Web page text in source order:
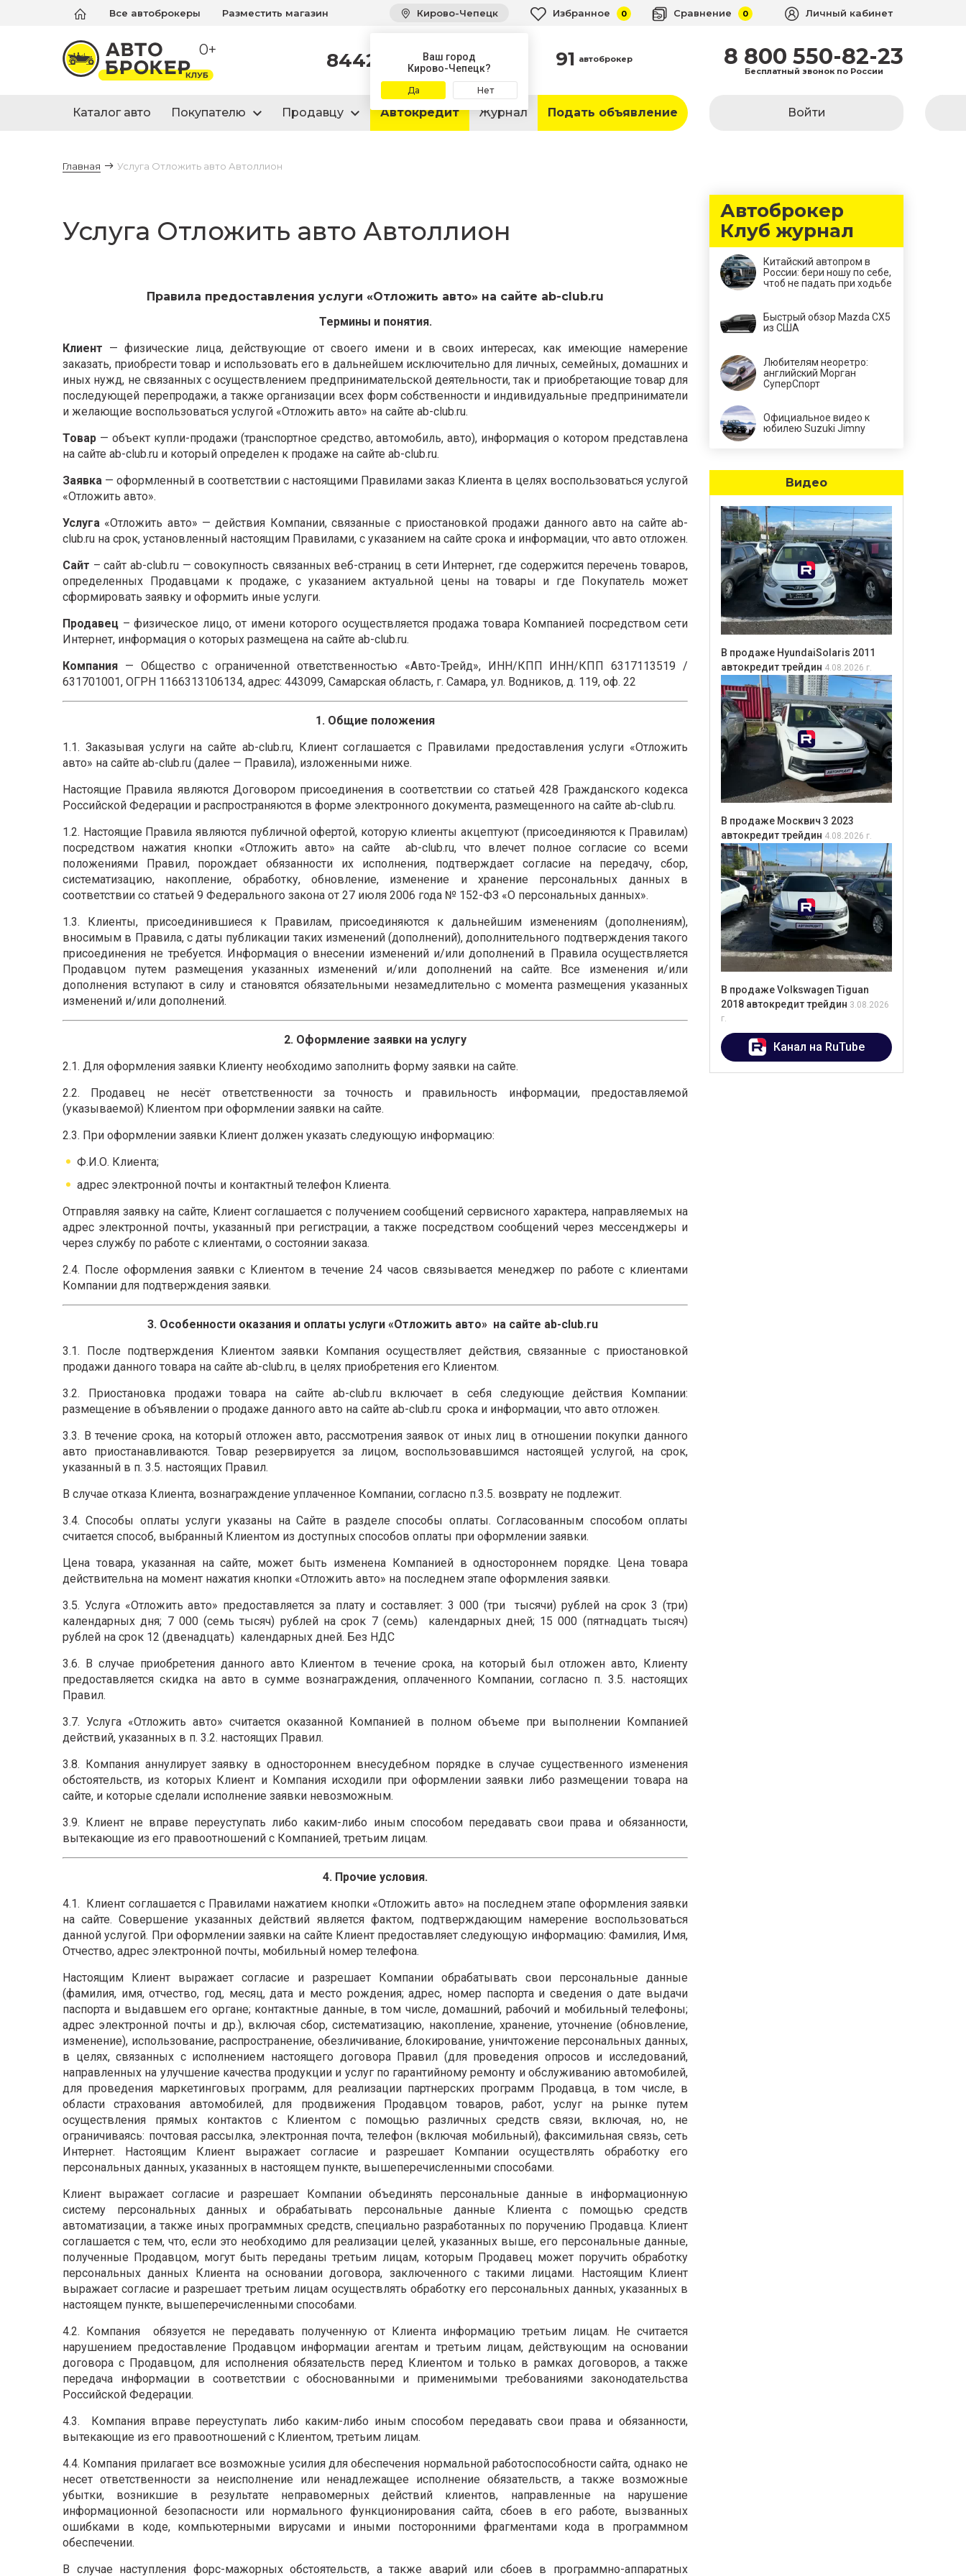
Все автоброкеры Разместить магазин Кирово-Чепецк
Ваш город
Кирово-Чепецк?
Да Нет
Избранное 0 Сравнение 0 Личный кабинет
0+ 8442 автомобиля
в продаже 91 автоброкер 8 800 550-82-23
Бесплатный звонок по России
Каталог авто Покупателю Продавцу Автокредит Журнал Подать объявление Войти
Главная Услуга Отложить авто Автоллион
Услуга Отложить авто Автоллион
Правила предоставления услуги «Отложить авто» на сайте ab-club.ru
Термины и понятия.
Клиент — физические лица, действующие от своего имени и в своих интересах, как имеющие намерение
заказать, приобрести товар и использовать его в дальнейшем исключительно для личных, семейных, домашних и
иных нужд, не связанных с осуществлением предпринимательской деятельности, так и приобретающие товар для
последующей перепродажи, а также организации всех форм собственности и индивидуальные предприниматели
и желающие воспользоваться услугой «Отложить авто» на сайте ab-club.ru.
Товар — объект купли-продажи (транспортное средство, автомобиль, авто), информация о котором представлена
на сайте ab-club.ru и который определен к продаже на сайте ab-club.ru.
Заявка — оформленный в соответствии с настоящими Правилами заказ Клиента в целях воспользоваться услугой
«Отложить авто».
Услуга «Отложить авто» — действия Компании, связанные с приостановкой продажи данного авто на сайте ab-
club.ru на срок, установленный настоящим Правилами, с указанием на сайте срока и информации, что авто отложен.
Сайт – сайт ab-club.ru — совокупность связанных веб-страниц в сети Интернет, где содержится перечень товаров,
определенных Продавцами к продаже, с указанием актуальной цены на товары и где Покупатель может
сформировать заявку и оформить иные услуги.
Продавец – физическое лицо, от имени которого осуществляется продажа товара Компанией посредством сети
Интернет, информация о которых размещена на сайте ab-club.ru.
Компания — Общество с ограниченной ответственностью «Авто-Трейд», ИНН/КПП ИНН/КПП 6317113519 /
631701001, ОГРН 1166313106134, адрес: 443099, Самарская область, г. Самара, ул. Водников, д. 119, оф. 22
1. Общие положения
1.1. Заказывая услуги на сайте ab-club.ru, Клиент соглашается с Правилами предоставления услуги «Отложить
авто» на сайте ab-club.ru (далее — Правила), изложенными ниже.
Настоящие Правила являются Договором присоединения в соответствии со статьей 428 Гражданского кодекса
Российской Федерации и распространяются в форме электронного документа, размещенного на сайте ab-club.ru.
1.2. Настоящие Правила являются публичной офертой, которую клиенты акцептуют (присоединяются к Правилам)
посредством нажатия кнопки «Отложить авто» на сайте ab-club.ru, что влечет полное согласие со всеми
положениями Правил, порождает обязанности их исполнения, подтверждает согласие на передачу, сбор,
систематизацию, накопление, обработку, обновление, изменение и хранение персональных данных в
соответствии со статьей 9 Федерального закона от 27 июля 2006 года № 152-ФЗ «О персональных данных».
1.3. Клиенты, присоединившиеся к Правилам, присоединяются к дальнейшим изменениям (дополнениям),
вносимым в Правила, с даты публикации таких изменений (дополнений), дополнительного подтверждения такого
присоединения не требуется. Информация о внесении изменений и/или дополнений в Правила осуществляется
Продавцом путем размещения указанных изменений и/или дополнений на сайте. Все изменения и/или
дополнения вступают в силу и становятся обязательными незамедлительно с момента размещения указанных
изменений и/или дополнений.
2. Оформление заявки на услугу
2.1. Для оформления заявки Клиенту необходимо заполнить форму заявки на сайте.
2.2. Продавец не несёт ответственности за точность и правильность информации, предоставляемой
(указываемой) Клиентом при оформлении заявки на сайте.
2.3. При оформлении заявки Клиент должен указать следующую информацию:
Ф.И.О. Клиента;
адрес электронной почты и контактный телефон Клиента.
Отправляя заявку на сайте, Клиент соглашается с получением сообщений сервисного характера, направляемых на
адрес электронной почты, указанный при регистрации, а также посредством сообщений через мессенджеры и
через службу по работе с клиентами, о состоянии заказа.
2.4. После оформления заявки с Клиентом в течение 24 часов связывается менеджер по работе с клиентами
Компании для подтверждения заявки.
3. Особенности оказания и оплаты услуги «Отложить авто» на сайте ab-club.ru
3.1. После подтверждения Клиентом заявки Компания осуществляет действия, связанные с приостановкой
продажи данного товара на сайте ab-club.ru, в целях приобретения его Клиентом.
3.2. Приостановка продажи товара на сайте ab-club.ru включает в себя следующие действия Компании:
размещение в объявлении о продаже данного авто на сайте ab-club.ru срока и информации, что авто отложен.
3.3. В течение срока, на который отложен авто, рассмотрения заявок от иных лиц в отношении покупки данного
авто приостанавливаются. Товар резервируется за лицом, воспользовавшимся настоящей услугой, на срок,
указанный в п. 3.5. настоящих Правил.
В случае отказа Клиента, вознаграждение уплаченное Компании, согласно п.3.5. возврату не подлежит.
3.4. Способы оплаты услуги указаны на Сайте в разделе способы оплаты. Согласованным способом оплаты
считается способ, выбранный Клиентом из доступных способов оплаты при оформлении заявки.
Цена товара, указанная на сайте, может быть изменена Компанией в одностороннем порядке. Цена товара
действительна на момент нажатия кнопки «Отложить авто» на последнем этапе оформления заявки.
3.5. Услуга «Отложить авто» предоставляется за плату и составляет: 3 000 (три тысячи) рублей на срок 3 (три)
календарных дня; 7 000 (семь тысяч) рублей на срок 7 (семь) календарных дней; 15 000 (пятнадцать тысяч)
рублей на срок 12 (двенадцать) календарных дней. Без НДС
3.6. В случае приобретения данного авто Клиентом в течение срока, на который был отложен авто, Клиенту
предоставляется скидка на авто в сумме вознаграждения, оплаченного Компании, согласно п. 3.5. настоящих
Правил.
3.7. Услуга «Отложить авто» считается оказанной Компанией в полном объеме при выполнении Компанией
действий, указанных в п. 3.2. настоящих Правил.
3.8. Компания аннулирует заявку в одностороннем внесудебном порядке в случае существенного изменения
обстоятельств, из которых Клиент и Компания исходили при оформлении заявки либо размещении товара на
сайте, и которые сделали исполнение заявки невозможным.
3.9. Клиент не вправе переуступать либо каким-либо иным способом передавать свои права и обязанности,
вытекающие из его правоотношений с Компанией, третьим лицам.
4. Прочие условия.
4.1. Клиент соглашается с Правилами нажатием кнопки «Отложить авто» на последнем этапе оформления заявки
на сайте. Совершение указанных действий является фактом, подтверждающим намерение воспользоваться
данной услугой. При оформлении заявки на сайте Клиент предоставляет следующую информацию: Фамилия, Имя,
Отчество, адрес электронной почты, мобильный номер телефона.
Настоящим Клиент выражает согласие и разрешает Компании обрабатывать свои персональные данные
(фамилия, имя, отчество, год, месяц, дата и место рождения; адрес, номер паспорта и сведения о дате выдачи
паспорта и выдавшем его органе; контактные данные, в том числе, домашний, рабочий и мобильный телефоны;
адрес электронной почты и др.), включая сбор, систематизацию, накопление, хранение, уточнение (обновление,
изменение), использование, распространение, обезличивание, блокирование, уничтожение персональных данных,
в целях, связанных с исполнением настоящего договора Правил (для проведения опросов и исследований,
направленных на улучшение качества продукции и услуг по гарантийному ремонту и обслуживанию автомобилей,
для проведения маркетинговых программ, для реализации партнерских программ Продавца, в том числе, в
области страхования автомобилей, для продвижения Продавцом товаров, работ, услуг на рынке путем
осуществления прямых контактов с Клиентом с помощью различных средств связи, включая, но, не
ограничиваясь: почтовая рассылка, электронная почта, телефон (включая мобильный), факсимильная связь, сеть
Интернет. Настоящим Клиент выражает согласие и разрешает Компании осуществлять обработку его
персональных данных, указанных в настоящем пункте, вышеперечисленными способами.
Клиент выражает согласие и разрешает Компании объединять персональные данные в информационную
систему персональных данных и обрабатывать персональные данные Клиента с помощью средств
автоматизации, а также иных программных средств, специально разработанных по поручению Продавца. Клиент
соглашается с тем, что, если это необходимо для реализации целей, указанных выше, его персональные данные,
полученные Продавцом, могут быть переданы третьим лицам, которым Продавец может поручить обработку
персональных данных Клиента на основании договора, заключенного с такими лицами. Настоящим Клиент
выражает согласие и разрешает третьим лицам осуществлять обработку его персональных данных, указанных в
настоящем пункте, вышеперечисленными способами.
4.2. Компания обязуется не передавать полученную от Клиента информацию третьим лицам. Не считается
нарушением предоставление Продавцом информации агентам и третьим лицам, действующим на основании
договора с Продавцом, для исполнения обязательств перед Клиентом и только в рамках договоров, а также
передача информации в соответствии с обоснованными и применимыми требованиями законодательства
Российской Федерации.
4.3. Компания вправе переуступать либо каким-либо иным способом передавать свои права и обязанности,
вытекающие из его правоотношений с Клиентом, третьим лицам.
4.4. Компания прилагает все возможные усилия для обеспечения нормальной работоспособности сайта, однако не
несет ответственности за неисполнение или ненадлежащее исполнение обязательств, а также возможные
убытки, возникшие в результате неправомерных действий клиентов, направленные на нарушение
информационной безопасности или нормального функционирования сайта, сбоев в его работе, вызванных
ошибками в коде, компьютерными вирусами и иными посторонними фрагментами кода в программном
обеспечении.
В случае наступления форс-мажорных обстоятельств, а также аварий или сбоев в программно-аппаратных
Автоброкер
Клуб журнал
Китайский автопром в
России: бери ношу по себе,
чтоб не падать при ходьбе
Быстрый обзор Mazda CX5
из США
Любителям неоретро:
английский Морган
СуперСпорт
Официальное видео к
юбилею Suzuki Jimny
Видео
В продаже HyundaiSolaris 2011
автокредит трейдин 4.08.2026 г.
В продаже Москвич 3 2023
автокредит трейдин 4.08.2026 г.
В продаже Volkswagen Tiguan
2018 автокредит трейдин 3.08.2026
г.
Канал на RuTube